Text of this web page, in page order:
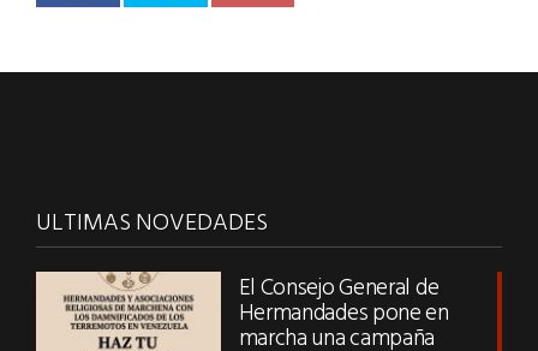
ULTIMAS NOVEDADES
El Consejo General de
Hermandades pone en
marcha una campaña